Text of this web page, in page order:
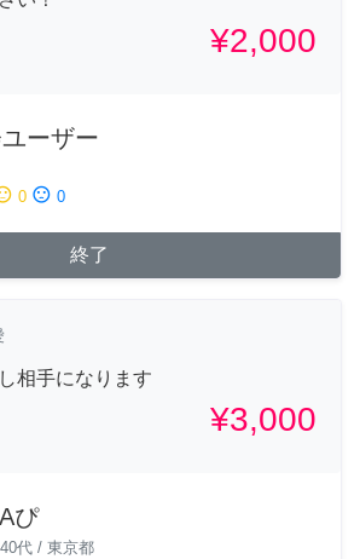
¥2,000
ーザー
0 sentiment_dissatisfied 0
終了
相手になります
¥3,000
ぴ
40代 / 東京都